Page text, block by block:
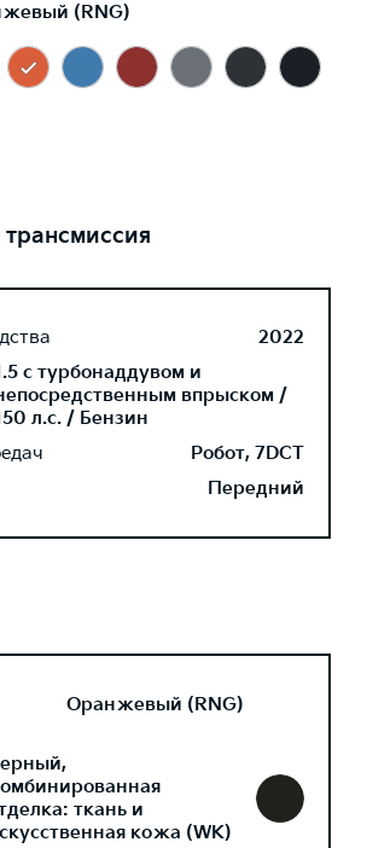
(RNG)
2022
с турбонаддувом и
впрыском /
л.с. / Бензин
Робот, 7DCT
Передний
Оранжевый (RNG)
ткань и
кожа (WK)